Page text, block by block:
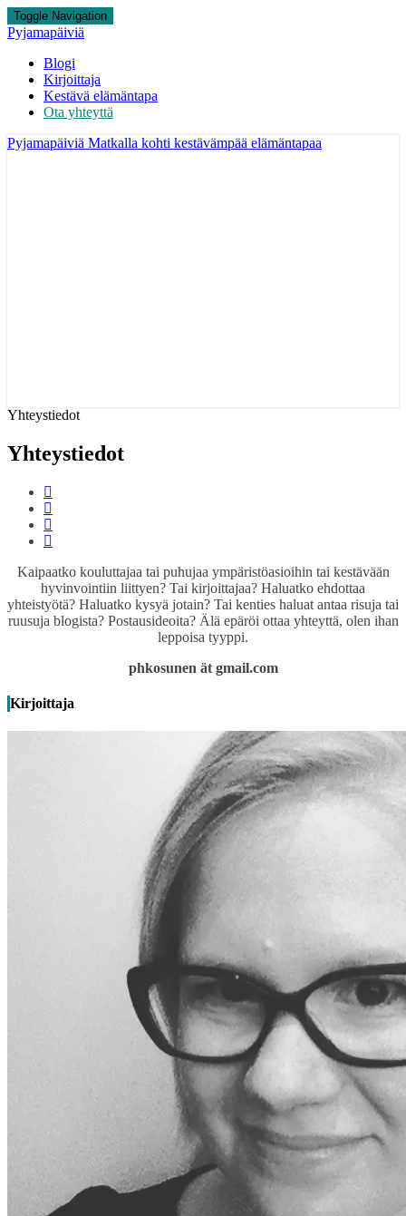
Toggle Navigation
Pyjamapäiviä
Blogi
Kirjoittaja
Kestävä elämäntapa
Ota yhteyttä
Pyjamapäiviä Matkalla kohti kestävämpää elämäntapaa
Yhteystiedot
Yhteystiedot
Kaipaatko kouluttajaa tai puhujaa ympäristöasioihin tai kestävään
hyvinvointiin liittyen? Tai kirjoittajaa? Haluatko ehdottaa
yhteistyötä? Haluatko kysyä jotain? Tai kenties haluat antaa risuja tai
ruusuja blogista? Postausideoita? Älä epäröi ottaa yhteyttä, olen ihan
leppoisa tyyppi.
phkosunen ät gmail.com
Kirjoittaja